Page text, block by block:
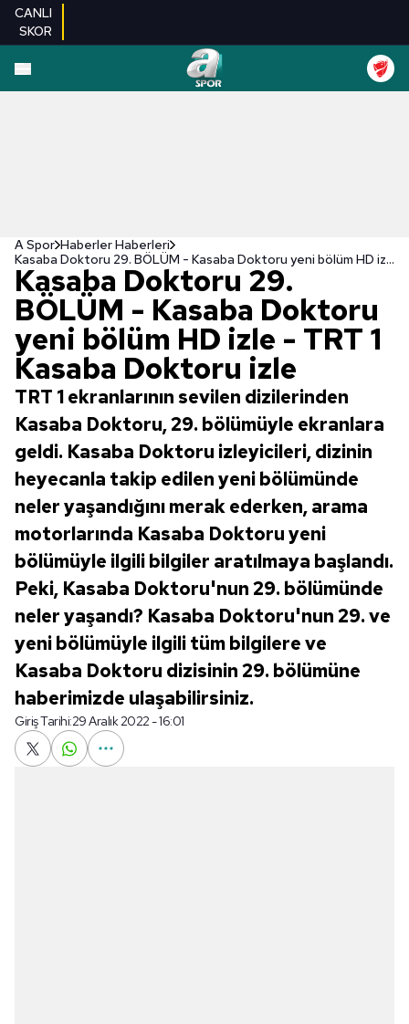
CANLI
SKOR
A Spor Haberler Haberleri
Kasaba Doktoru 29. BÖLÜM - Kasaba Doktoru yeni bölüm HD izle - TRT 1 Kasaba Doktoru izle
Kasaba Doktoru 29.
BÖLÜM - Kasaba Doktoru
yeni bölüm HD izle - TRT 1
Kasaba Doktoru izle
TRT 1 ekranlarının sevilen dizilerinden
Kasaba Doktoru, 29. bölümüyle ekranlara
geldi. Kasaba Doktoru izleyicileri, dizinin
heyecanla takip edilen yeni bölümünde
neler yaşandığını merak ederken, arama
motorlarında Kasaba Doktoru yeni
bölümüyle ilgili bilgiler aratılmaya başlandı.
Peki, Kasaba Doktoru'nun 29. bölümünde
neler yaşandı? Kasaba Doktoru'nun 29. ve
yeni bölümüyle ilgili tüm bilgilere ve
Kasaba Doktoru dizisinin 29. bölümüne
haberimizde ulaşabilirsiniz.
Giriş Tarihi:29 Aralık 2022 - 16:01